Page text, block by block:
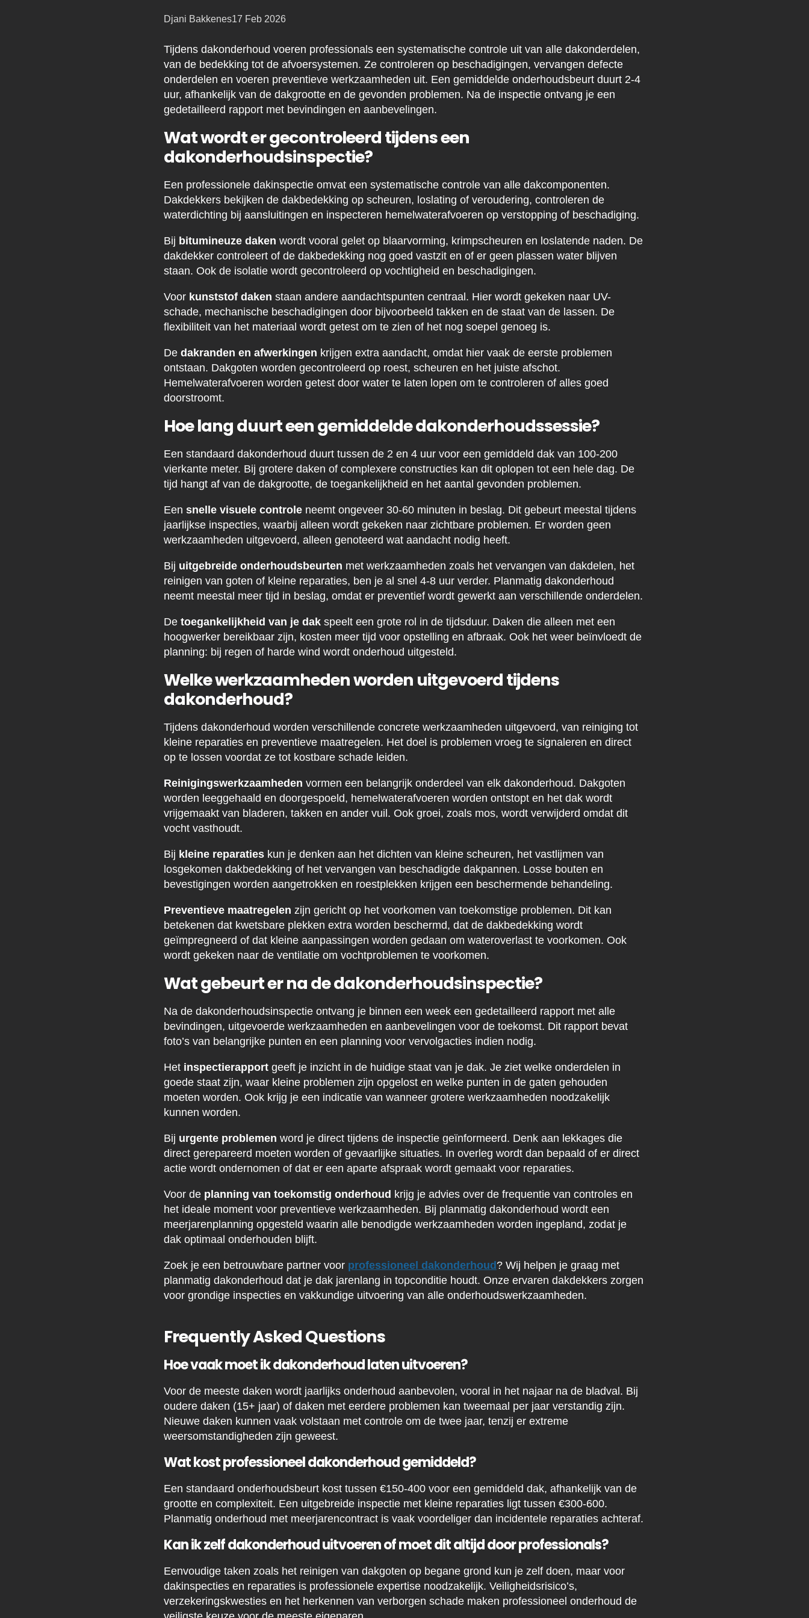
Posted
Djani Bakkenes17 Feb 2026
Tijdens dakonderhoud voeren professionals een systematische controle uit van alle dakonderdelen,
van de bedekking tot de afvoersystemen. Ze controleren op beschadigingen, vervangen defecte
onderdelen en voeren preventieve werkzaamheden uit. Een gemiddelde onderhoudsbeurt duurt 2-4
uur, afhankelijk van de dakgrootte en de gevonden problemen. Na de inspectie ontvang je een
gedetailleerd rapport met bevindingen en aanbevelingen.
Wat wordt er gecontroleerd tijdens een
dakonderhoudsinspectie?
Een professionele dakinspectie omvat een systematische controle van alle dakcomponenten.
Dakdekkers bekijken de dakbedekking op scheuren, loslating of veroudering, controleren de
waterdichting bij aansluitingen en inspecteren hemelwaterafvoeren op verstopping of beschadiging.
Bij bitumineuze daken wordt vooral gelet op blaarvorming, krimpscheuren en loslatende naden. De
dakdekker controleert of de dakbedekking nog goed vastzit en of er geen plassen water blijven
staan. Ook de isolatie wordt gecontroleerd op vochtigheid en beschadigingen.
Voor kunststof daken staan andere aandachtspunten centraal. Hier wordt gekeken naar UV-
schade, mechanische beschadigingen door bijvoorbeeld takken en de staat van de lassen. De
flexibiliteit van het materiaal wordt getest om te zien of het nog soepel genoeg is.
De dakranden en afwerkingen krijgen extra aandacht, omdat hier vaak de eerste problemen
ontstaan. Dakgoten worden gecontroleerd op roest, scheuren en het juiste afschot.
Hemelwaterafvoeren worden getest door water te laten lopen om te controleren of alles goed
doorstroomt.
Hoe lang duurt een gemiddelde dakonderhoudssessie?
Een standaard dakonderhoud duurt tussen de 2 en 4 uur voor een gemiddeld dak van 100-200
vierkante meter. Bij grotere daken of complexere constructies kan dit oplopen tot een hele dag. De
tijd hangt af van de dakgrootte, de toegankelijkheid en het aantal gevonden problemen.
Een snelle visuele controle neemt ongeveer 30-60 minuten in beslag. Dit gebeurt meestal tijdens
jaarlijkse inspecties, waarbij alleen wordt gekeken naar zichtbare problemen. Er worden geen
werkzaamheden uitgevoerd, alleen genoteerd wat aandacht nodig heeft.
Bij uitgebreide onderhoudsbeurten met werkzaamheden zoals het vervangen van dakdelen, het
reinigen van goten of kleine reparaties, ben je al snel 4-8 uur verder. Planmatig dakonderhoud
neemt meestal meer tijd in beslag, omdat er preventief wordt gewerkt aan verschillende onderdelen.
De toegankelijkheid van je dak speelt een grote rol in de tijdsduur. Daken die alleen met een
hoogwerker bereikbaar zijn, kosten meer tijd voor opstelling en afbraak. Ook het weer beïnvloedt de
planning: bij regen of harde wind wordt onderhoud uitgesteld.
Welke werkzaamheden worden uitgevoerd tijdens
dakonderhoud?
Tijdens dakonderhoud worden verschillende concrete werkzaamheden uitgevoerd, van reiniging tot
kleine reparaties en preventieve maatregelen. Het doel is problemen vroeg te signaleren en direct
op te lossen voordat ze tot kostbare schade leiden.
Reinigingswerkzaamheden vormen een belangrijk onderdeel van elk dakonderhoud. Dakgoten
worden leeggehaald en doorgespoeld, hemelwaterafvoeren worden ontstopt en het dak wordt
vrijgemaakt van bladeren, takken en ander vuil. Ook groei, zoals mos, wordt verwijderd omdat dit
vocht vasthoudt.
Bij kleine reparaties kun je denken aan het dichten van kleine scheuren, het vastlijmen van
losgekomen dakbedekking of het vervangen van beschadigde dakpannen. Losse bouten en
bevestigingen worden aangetrokken en roestplekken krijgen een beschermende behandeling.
Preventieve maatregelen zijn gericht op het voorkomen van toekomstige problemen. Dit kan
betekenen dat kwetsbare plekken extra worden beschermd, dat de dakbedekking wordt
geïmpregneerd of dat kleine aanpassingen worden gedaan om wateroverlast te voorkomen. Ook
wordt gekeken naar de ventilatie om vochtproblemen te voorkomen.
Wat gebeurt er na de dakonderhoudsinspectie?
Na de dakonderhoudsinspectie ontvang je binnen een week een gedetailleerd rapport met alle
bevindingen, uitgevoerde werkzaamheden en aanbevelingen voor de toekomst. Dit rapport bevat
foto’s van belangrijke punten en een planning voor vervolgacties indien nodig.
Het inspectierapport geeft je inzicht in de huidige staat van je dak. Je ziet welke onderdelen in
goede staat zijn, waar kleine problemen zijn opgelost en welke punten in de gaten gehouden
moeten worden. Ook krijg je een indicatie van wanneer grotere werkzaamheden noodzakelijk
kunnen worden.
Bij urgente problemen word je direct tijdens de inspectie geïnformeerd. Denk aan lekkages die
direct gerepareerd moeten worden of gevaarlijke situaties. In overleg wordt dan bepaald of er direct
actie wordt ondernomen of dat er een aparte afspraak wordt gemaakt voor reparaties.
Voor de planning van toekomstig onderhoud krijg je advies over de frequentie van controles en
het ideale moment voor preventieve werkzaamheden. Bij planmatig dakonderhoud wordt een
meerjarenplanning opgesteld waarin alle benodigde werkzaamheden worden ingepland, zodat je
dak optimaal onderhouden blijft.
Zoek je een betrouwbare partner voor professioneel dakonderhoud ? Wij helpen je graag met
planmatig dakonderhoud dat je dak jarenlang in topconditie houdt. Onze ervaren dakdekkers zorgen
voor grondige inspecties en vakkundige uitvoering van alle onderhoudswerkzaamheden.
Frequently Asked Questions
Hoe vaak moet ik dakonderhoud laten uitvoeren?
Voor de meeste daken wordt jaarlijks onderhoud aanbevolen, vooral in het najaar na de bladval. Bij
oudere daken (15+ jaar) of daken met eerdere problemen kan tweemaal per jaar verstandig zijn.
Nieuwe daken kunnen vaak volstaan met controle om de twee jaar, tenzij er extreme
weersomstandigheden zijn geweest.
Wat kost professioneel dakonderhoud gemiddeld?
Een standaard onderhoudsbeurt kost tussen €150-400 voor een gemiddeld dak, afhankelijk van de
grootte en complexiteit. Een uitgebreide inspectie met kleine reparaties ligt tussen €300-600.
Planmatig onderhoud met meerjarencontract is vaak voordeliger dan incidentele reparaties achteraf.
Kan ik zelf dakonderhoud uitvoeren of moet dit altijd door professionals?
Eenvoudige taken zoals het reinigen van dakgoten op begane grond kun je zelf doen, maar voor
dakinspecties en reparaties is professionele expertise noodzakelijk. Veiligheidsrisico’s,
verzekeringskwesties en het herkennen van verborgen schade maken professioneel onderhoud de